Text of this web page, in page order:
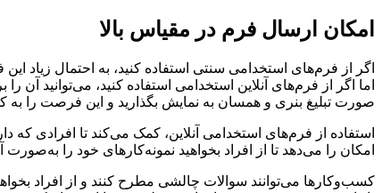
امکان ارسال فرم در مقیاس بالا
اگر از فرم‌های استخدامی سنتی استفاده کنید، به احتمال
اما اگر از فرم‌های آنلاین استخدامی استفاده کنید، می‌توانید
صورت تبلیغ بنری و همسان به نمایش بگذارید و این فرصت را به
استفاده از فرم‌های استخدامی آنلاین، کمک می‌کند تا افرادی که
امکان را می‌دهد تا از افراد بخواهید نمونه‌کارهای خود را به‌صورت
کسب‌وکارها می‌توانند سوالات چالشی مطرح کنند و از افراد